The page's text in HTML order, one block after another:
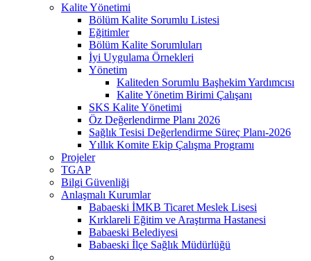
Kalite Yönetimi
Bölüm Kalite Sorumlu Listesi
Eğitimler
Bölüm Kalite Sorumluları
İyi Uygulama Örnekleri
Yönetim
Kaliteden Sorumlu Başhekim Yardımcısı
Kalite Yönetim Birimi Çalışanı
SKS Kalite Yönetimi
Öz Değerlendirme Planı 2026
Sağlık Tesisi Değerlendirme Süreç Planı-2026
Yıllık Komite Ekip Çalışma Programı
Projeler
TGAP
Bilgi Güvenliği
Anlaşmalı Kurumlar
Babaeski İMKB Ticaret Meslek Lisesi
Kırklareli Eğitim ve Araştırma Hastanesi
Babaeski Belediyesi
Babaeski İlçe Sağlık Müdürlüğü